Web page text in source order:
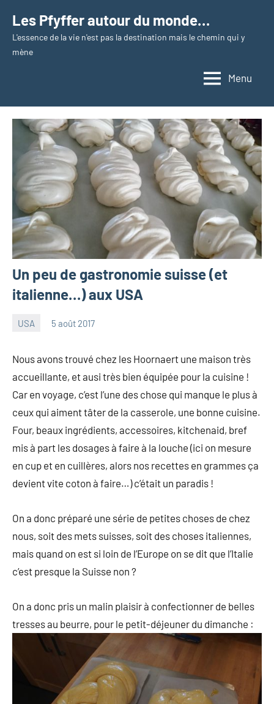
contenu
Les Pfyffer autour du monde…
L'essence de la vie n'est pas la destination mais le chemin qui y
mène
Menu
Un peu de gastronomie suisse (et
italienne…) aux USA
USA 5 août 2017
Nous avons trouvé chez les Hoornaert une maison très
accueillante, et ausi très bien équipée pour la cuisine !
Car en voyage, c’est l’une des chose qui manque le plus à
ceux qui aiment tâter de la casserole, une bonne cuisine.
Four, beaux ingrédients, accessoires, kitchenaid, bref
mis à part les dosages à faire à la louche (ici on mesure
en cup et en cuillères, alors nos recettes en grammes ça
devient vite coton à faire…) c’était un paradis !
On a donc préparé une série de petites choses de chez
nous, soit des mets suisses, soit des choses italiennes,
mais quand on est si loin de l’Europe on se dit que l’Italie
c’est presque la Suisse non ?
On a donc pris un malin plaisir à confectionner de belles
tresses au beurre, pour le petit-déjeuner du dimanche :